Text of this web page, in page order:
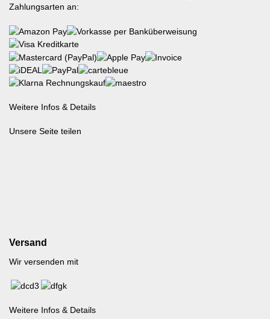
Zahlungsarten an:
Weitere Infos & Details
Unsere Seite teilen
Versand
Wir versenden mit
Weitere Infos & Details